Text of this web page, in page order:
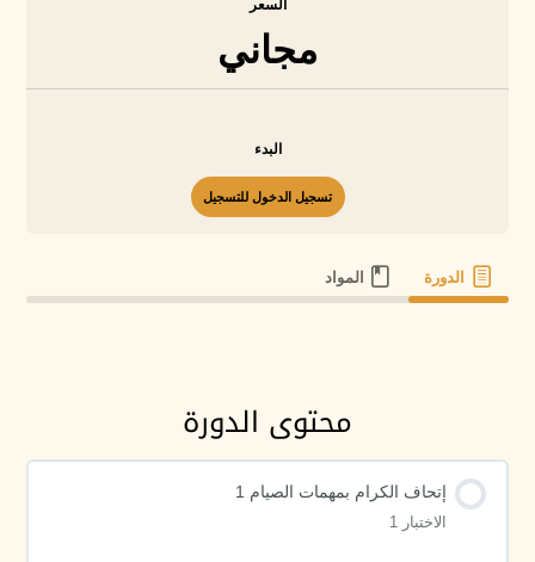
السعر
مجاني
البدء
تسجيل الدخول للتسجيل
الدورة المواد
محتوى الدورة
إتحاف الكرام بمهمات الصيام 1
الاختبار 1